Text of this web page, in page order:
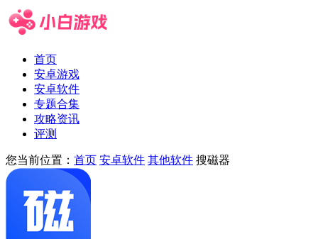
首页
安卓游戏
安卓软件
专题合集
攻略资讯
评测
您当前位置： 首页 安卓软件 其他软件 搜磁器